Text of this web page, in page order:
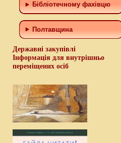
Бiблiотечному фахiвцю
Полтавщина
Державні закупівлі
Інформація для внутрішньо
переміщених осіб